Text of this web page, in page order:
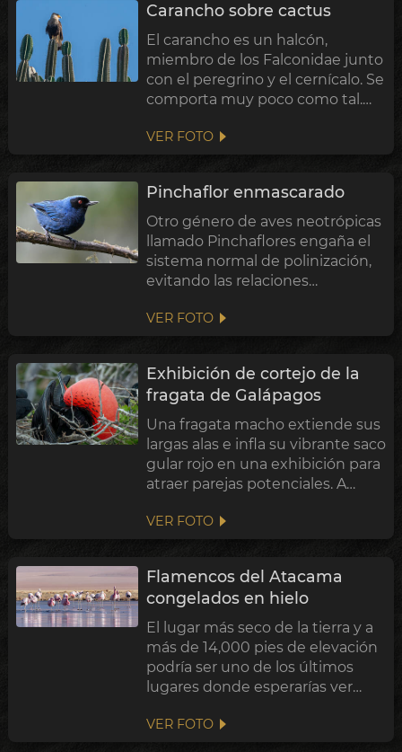
especie siguió sie...
Carancho sobre cactus
El carancho es un halcón,
miembro de los Falconidae junto
con el peregrino y el cernícalo. Se
comporta muy poco como tal.
suelo, caminando y corriendo
sobre patas largas, dando vuelta
llegar...
VER FOTO
Pinchaflor enmascarado
Otro género de aves neotrópicas
llamado Pinchaflores engaña el
sistema normal de polinización,
evitando las relaciones
flores y sus polinizadores
especial...
VER FOTO
Exhibición de cortejo de la
fragata de Galápagos
Una fragata macho extiende sus
largas alas e infla su vibrante saco
gular rojo en una exhibición para
atraer parejas potenciales. A
Selección Sexual, las exhibiciones
ornamentadas son
recompensadas con u...
VER FOTO
Flamencos del Atacama
congelados en hielo
El lugar más seco de la tierra y a
más de 14,000 pies de elevación
podría ser uno de los últimos
lugares donde esperarías ver
de la extrema aridez del Desierto
VER FOTO